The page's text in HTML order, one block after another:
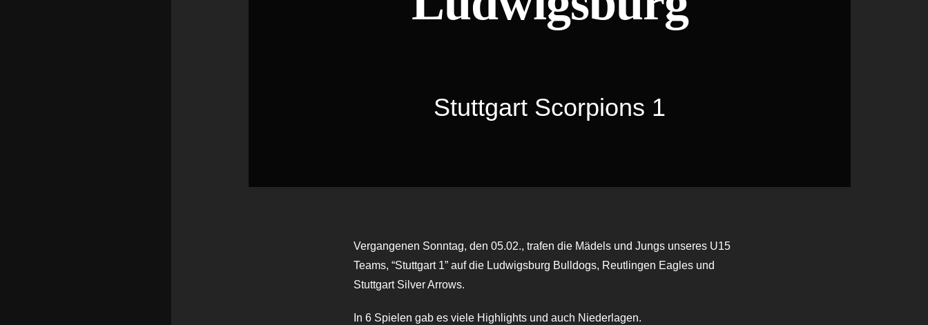
Stuttgart Scorpions 1
Vergangenen Sonntag, den 05.02., trafen die Mädels und Jungs unseres U15
Teams, “Stuttgart 1” auf die Ludwigsburg Bulldogs, Reutlingen Eagles und
Stuttgart Silver Arrows.
In 6 Spielen gab es viele Highlights und auch Niederlagen.